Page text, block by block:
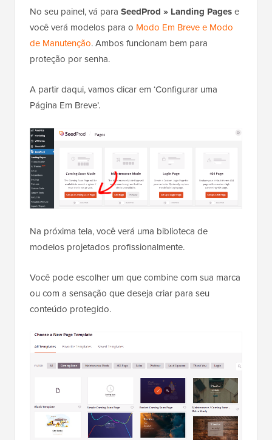
No seu painel, vá para SeedProd » Landing Pagese
você verá modelos para o Modo Em Breve e Modo
de Manutenção. Ambos funcionam bem para
proteção por senha.
A partir daqui, vamos clicar em ‘Configurar uma
Página Em Breve’.
Na próxima tela, você verá uma biblioteca de
modelos projetados profissionalmente.
Você pode escolher um que combine com sua marca
ou com a sensação que deseja criar para seu
conteúdo protegido.